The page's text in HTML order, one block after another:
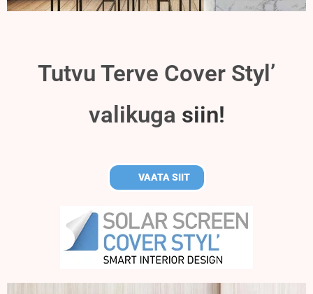
Tutvu Terve Cover Styl’
valikuga siin!
VAATA SIIT